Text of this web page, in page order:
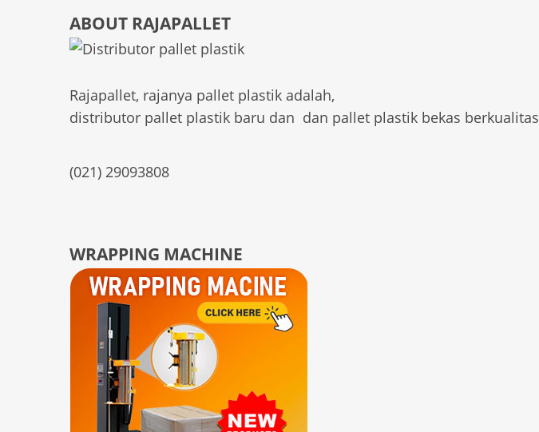
ABOUT RAJAPALLET
Rajapallet, rajanya pallet plastik adalah,
distributor pallet plastik baru dan dan pallet plastik bekas berkualitas
(021) 29093808
WRAPPING MACHINE